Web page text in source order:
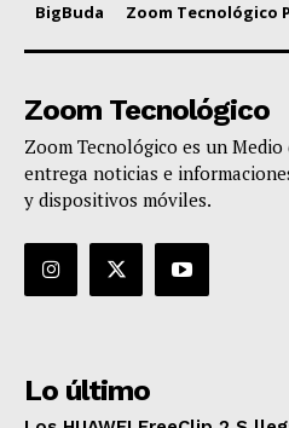
BigBuda Zoom Tecnológico
Zoom Tecnológico
Zoom Tecnológico es un
entrega noticias e
y dispositivos móviles.
Lo último